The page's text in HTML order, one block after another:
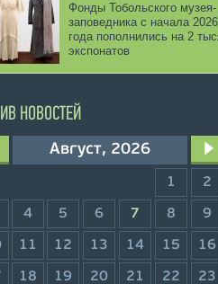
Фонды Тобольского музея-
заповедника с начала 2026
года пополнились на 2
экспонатов
НОВОСТЕЙ
Август, 2026
1 2
4 5 6 7 8 9
11 12 13 14 15 16
18 19 20 21 22 23